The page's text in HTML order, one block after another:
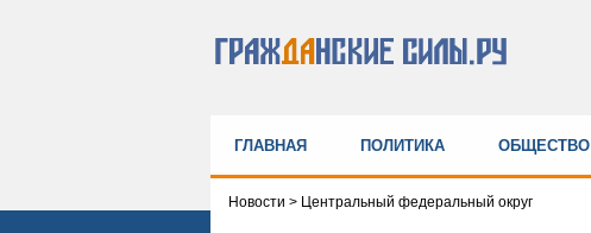
ГЛАВНАЯ ПОЛИТИКА ОБЩЕСТВО
Новости > Центральный федеральный округ